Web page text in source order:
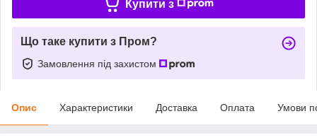
Купити з
Що таке купити з Пром?
Замовлення під захистом
Опис Характеристики Доставка Оплата Умови